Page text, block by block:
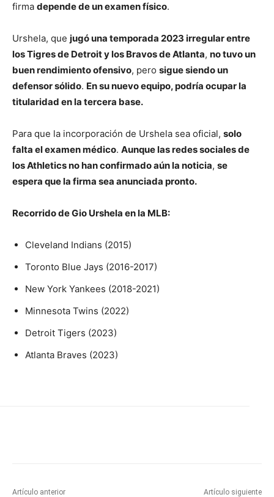
firma depende de un examen físico.
Urshela, que jugó una temporada 2023 irregular entre
los Tigres de Detroit y los Bravos de Atlanta, no tuvo un
buen rendimiento ofensivo, pero sigue siendo un
defensor sólido. En su nuevo equipo, podría ocupar la
titularidad en la tercera base.
Para que la incorporación de Urshela sea oficial, solo
falta el examen médico. Aunque las redes sociales de
los Athletics no han confirmado aún la noticia, se
espera que la firma sea anunciada pronto.
Recorrido de Gio Urshela en la MLB:
Cleveland Indians (2015)
Toronto Blue Jays (2016-2017)
New York Yankees (2018-2021)
Minnesota Twins (2022)
Detroit Tigers (2023)
Atlanta Braves (2023)
Artículo anterior Artículo siguiente